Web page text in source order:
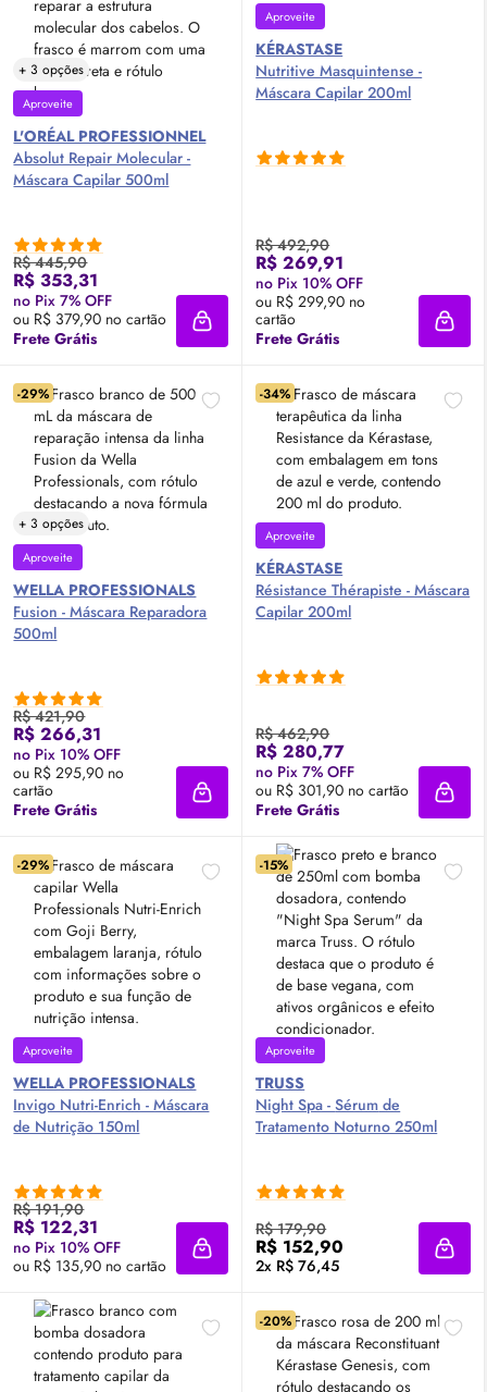
+ 3 opções
Aproveite
L'ORÉAL PROFESSIONNEL
Absolut Repair Molecular -
Máscara Capilar 500ml
R$ 445,90
R$ 353,31
no Pix 7% OFF
ou R$ 379,90 no cartão
Frete Grátis
Adicionar à sacola
Aproveite
KÉRASTASE
Nutritive Masquintense -
Máscara Capilar 200ml
R$ 492,90
R$ 269,91
no Pix 10% OFF
ou R$ 299,90 no
cartão
Frete Grátis
-29%
+ 3 opções
Aproveite
WELLA PROFESSIONALS
Fusion - Máscara Reparadora
500ml
R$ 421,90
R$ 266,31
no Pix 10% OFF
ou R$ 295,90 no
cartão
Frete Grátis
Adicionar à sacola
-34%
Aproveite
KÉRASTASE
Résistance Thérapiste - Máscara
Capilar 200ml
R$ 462,90
R$ 280,77
no Pix 7% OFF
ou R$ 301,90 no cartão
Frete Grátis
-29%
Aproveite
WELLA PROFESSIONALS
Invigo Nutri-Enrich - Máscara
de Nutrição 150ml
R$ 191,90
R$ 122,31
no Pix 10% OFF
ou R$ 135,90 no cartão
Adicionar à sacola
-15%
Aproveite
TRUSS
Night Spa -Sérum de
Tratamento Noturno 250ml
R$ 179,90
R$ 152,90
2x R$ 76,45
-20%